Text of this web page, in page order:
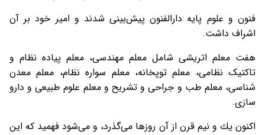
فنون و علوم پايه دارالفنون پيش‌بينی شدند و امير خود بر آن
اشراف داشت.
هفت معلم اتريشی شامل معلم مهندسی، معلم پياده نظام و
تاکتيک‌ نظامی، معلم توپخانه، معلم سواره نظام، معلم معدن
شناسی، معلم طب و جراحی و تشريح و معلم علوم طبيعی و دارو
سازی.
اكنون يك و نيم قرن از آن روزها می‌گذرد، و می‌شود فهميد که اين